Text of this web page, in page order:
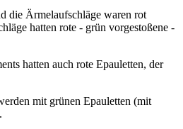
die Ärmelaufschläge waren rot
hatten rote - grün vorgestoßene -
hatten auch rote Epauletten, der
mit grünen Epauletten (mit